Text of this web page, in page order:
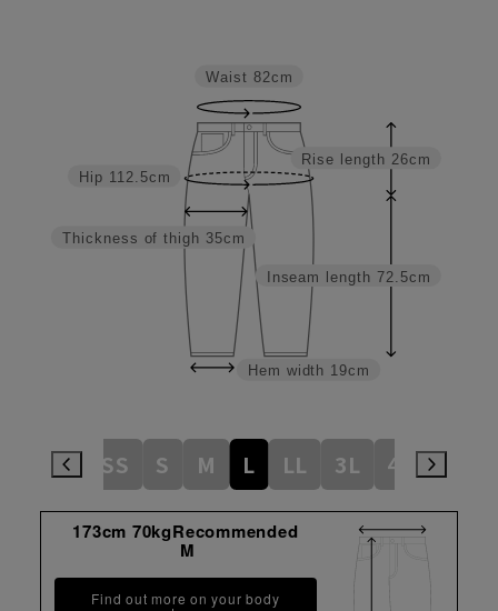
Inseam length 72.5cm
Rise length 26cm
Hem width 19cm
Thickness of thigh 35cm
Hip 112.5cm
Waist 82cm
SS S M L LL 3L 4L
173cm 70kgRecommended
M
Find out more on your body